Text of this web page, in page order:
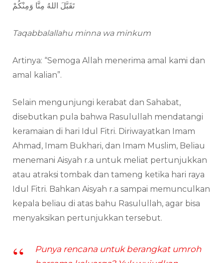
تَقَبَّلَ اللهُ مِنَّا وَمِنْكُمْ
Taqabbalallahu minna wa minkum
Artinya: “Semoga Allah menerima amal kami dan
amal kalian”.
Selain mengunjungi kerabat dan Sahabat,
disebutkan pula bahwa Rasulullah mendatangi
keramaian di hari Idul Fitri. Diriwayatkan Imam
Ahmad, Imam Bukhari, dan Imam Muslim, Beliau
menemani Aisyah r.a untuk meliat pertunjukkan
atau atraksi tombak dan tameng ketika hari raya
Idul Fitri. Bahkan Aisyah r.a sampai memunculkan
kepala beliau di atas bahu Rasulullah, agar bisa
menyaksikan pertunjukkan tersebut.
Punya rencana untuk berangkat umroh